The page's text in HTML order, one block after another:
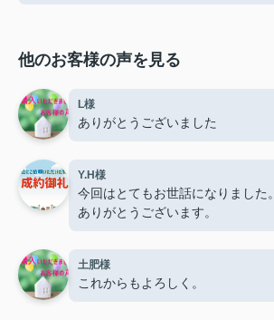
他のお客様の声を見る
L様
ありがとうございました
Y.H様
今回はとてもお世話になりました。
ありがとうございます。
土肥様
これからもよろしく。